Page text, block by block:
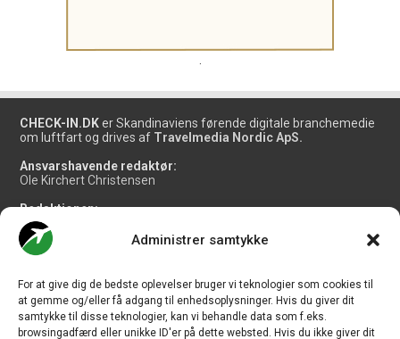
Administrer samtykke
For at give dig de bedste oplevelser bruger vi teknologier som cookies til
at gemme og/eller få adgang til enhedsoplysninger. Hvis du giver dit
samtykke til disse teknologier, kan vi behandle data som f.eks.
browsingadfærd eller unikke ID'er på dette websted. Hvis du ikke giver dit
.
CHECK-IN.DK er Skandinaviens førende digitale branchemedie
om luftfart og drives af Travelmedia Nordic ApS.
Ansvarshavende redaktør:
Ole Kirchert Christensen
Redaktionen:
Christian Granhøj Skouboe
Henrik Baumgarten
Danny Longhi Andreasen
Salg og jobannoncer:
salg@travelmedianordic.com